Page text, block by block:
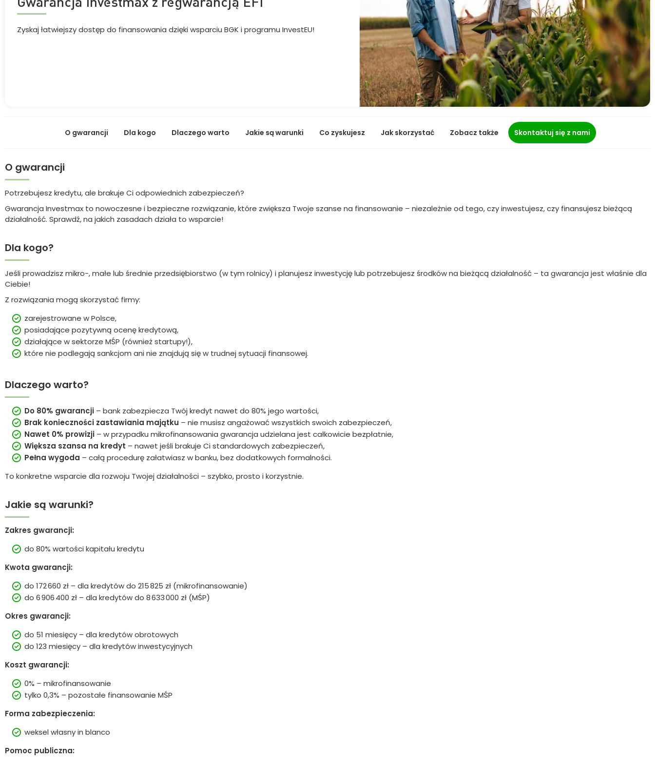
Zyskaj łatwiejszy dostęp do finansowania dzięki wsparciu BGK i programu InvestEU!
O gwarancji Dla kogo Dlaczego warto Jakie są warunki Co zyskujesz Jak skorzystać Zobacz także Skontaktuj się z nami
O gwarancji
Potrzebujesz kredytu, ale brakuje Ci odpowiednich zabezpieczeń?
Gwarancja Investmax to nowoczesne i bezpieczne rozwiązanie, które zwiększa Twoje szanse na finansowanie – niezależnie od tego, czy inwestujesz, czy finansujesz bieżącą
działalność. Sprawdź, na jakich zasadach działa to wsparcie!
Dla kogo?
Jeśli prowadzisz mikro-, małe lub średnie przedsiębiorstwo (w tym rolnicy) i planujesz inwestycję lub potrzebujesz środków na bieżącą działalność – ta gwarancja jest właśnie dla
Ciebie!
Z rozwiązania mogą skorzystać firmy:
zarejestrowane w Polsce,
posiadające pozytywną ocenę kredytową,
działające w sektorze MŚP (również startupy!),
które nie podlegają sankcjom ani nie znajdują się w trudnej sytuacji finansowej.
Dlaczego warto?
Do 80% gwarancji – bank zabezpiecza Twój kredyt nawet do 80% jego wartości,
Brak konieczności zastawiania majątku – nie musisz angażować wszystkich swoich zabezpieczeń,
Nawet 0% prowizji – w przypadku mikrofinansowania gwarancja udzielana jest całkowicie bezpłatnie,
Większa szansa na kredyt – nawet jeśli brakuje Ci standardowych zabezpieczeń,
Pełna wygoda – całą procedurę załatwiasz w banku, bez dodatkowych formalności.
To konkretne wsparcie dla rozwoju Twojej działalności – szybko, prosto i korzystnie.
Jakie są warunki?
Zakres gwarancji:
do 80% wartości kapitału kredytu
Kwota gwarancji:
do 172 660 zł – dla kredytów do 215 825 zł (mikrofinansowanie)
do 6 906 400 zł – dla kredytów do 8 633 000 zł (MŚP)
Okres gwarancji:
do 51 miesięcy – dla kredytów obrotowych
do 123 miesięcy – dla kredytów inwestycyjnych
Koszt gwarancji:
0% – mikrofinansowanie
tylko 0,3% – pozostałe finansowanie MŚP
Forma zabezpieczenia:
weksel własny in blanco
Pomoc publiczna: